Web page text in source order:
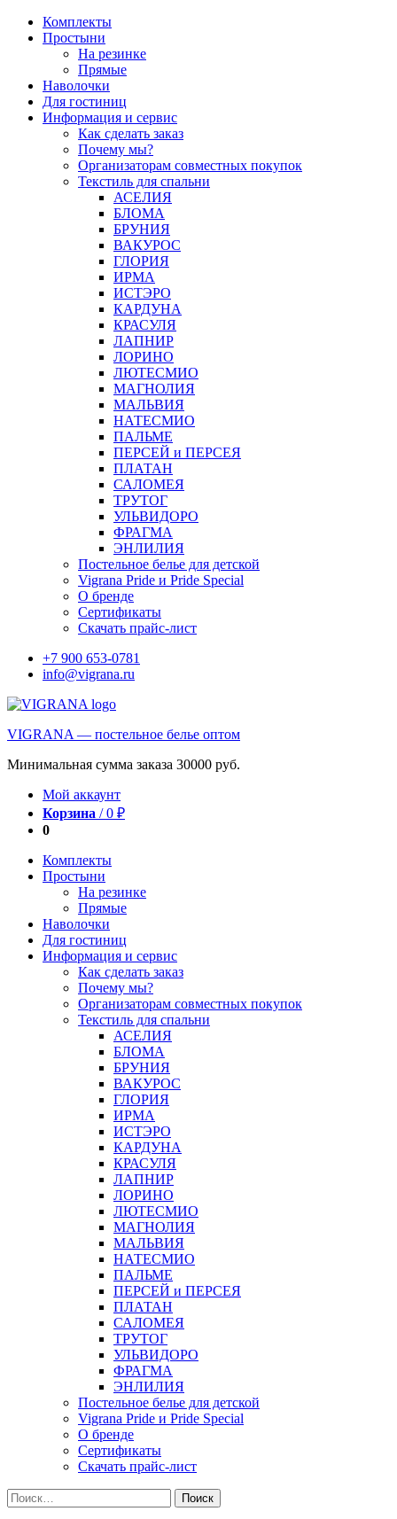
Перейти
содержимому
Комплекты
Простыни
На резинке
Прямые
Наволочки
Для гостиниц
Информация и сервис
Как сделать заказ
Почему мы?
Организаторам совместных покупок
Текстиль для спальни
АСЕЛИЯ
БЛОМА
БРУНИЯ
ВАКУРОС
ГЛОРИЯ
ИРМА
ИСТЭРО
КАРДУНА
КРАСУЛЯ
ЛАПНИР
ЛОРИНО
ЛЮТЕСМИО
МАГНОЛИЯ
МАЛЬВИЯ
НАТЕСМИО
ПАЛЬМЕ
ПЕРСЕЙ и ПЕРСЕЯ
ПЛАТАН
САЛОМЕЯ
ТРУТОГ
УЛЬВИДОРО
ФРАГМА
ЭНЛИЛИЯ
Постельное белье для детской
Vigrana Pride и Pride Special
О бренде
Сертификаты
Скачать прайс-лист
+7 900 653-0781
info@vigrana.ru
VIGRANA — постельное белье оптом
Минимальная сумма заказа 30000 руб.
Мой аккаунт
Корзина /0 ₽
0
Комплекты
Простыни
На резинке
Прямые
Наволочки
Для гостиниц
Информация и сервис
Как сделать заказ
Почему мы?
Организаторам совместных покупок
Текстиль для спальни
АСЕЛИЯ
БЛОМА
БРУНИЯ
ВАКУРОС
ГЛОРИЯ
ИРМА
ИСТЭРО
КАРДУНА
КРАСУЛЯ
ЛАПНИР
ЛОРИНО
ЛЮТЕСМИО
МАГНОЛИЯ
МАЛЬВИЯ
НАТЕСМИО
ПАЛЬМЕ
ПЕРСЕЙ и ПЕРСЕЯ
ПЛАТАН
САЛОМЕЯ
ТРУТОГ
УЛЬВИДОРО
ФРАГМА
ЭНЛИЛИЯ
Постельное белье для детской
Vigrana Pride и Pride Special
О бренде
Сертификаты
Скачать прайс-лист
Найти: